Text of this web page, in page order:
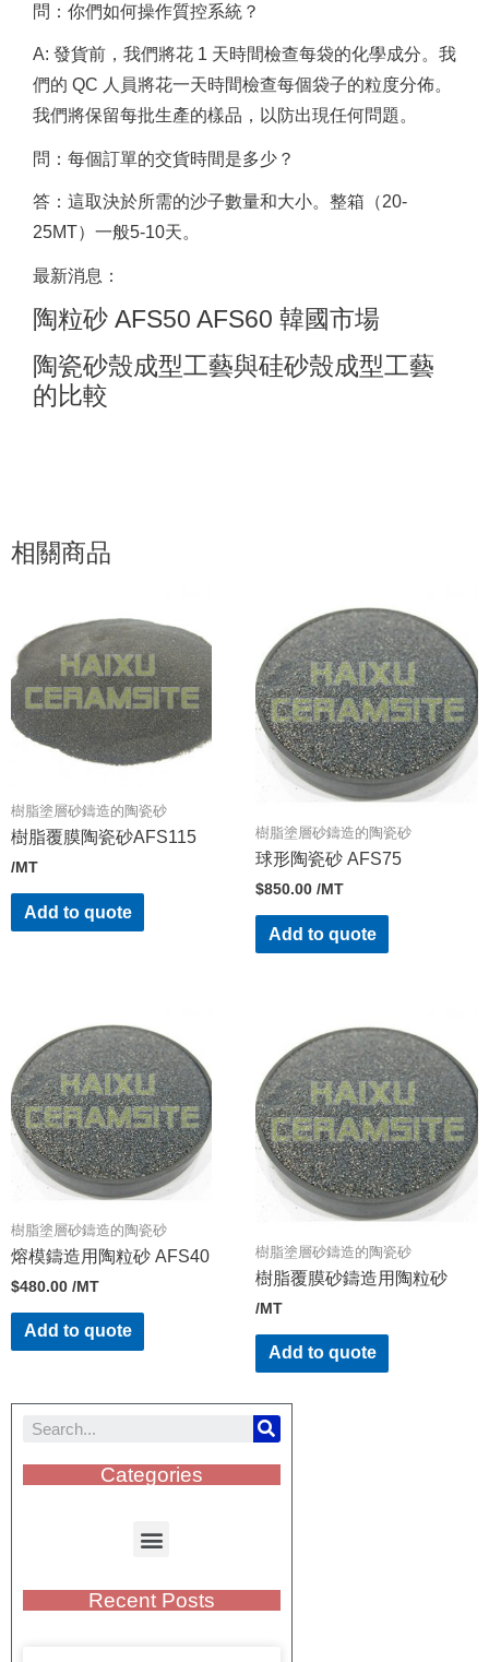
問：你們如何操作質控系統？
A: 發貨前，我們將花 1 天時間檢查每袋的化學成分。 我
們的 QC 人員將花一天時間檢查每個袋子的粒度分佈。
我們將保留每批生產的樣品，以防出現任何問題。
問：每個訂單的交貨時間是多少？
答：這取決於所需的沙子數量和大小。 整箱（20-
25MT）一般5-10天。
最新消息：
陶粒砂 AFS50 AFS60 韓國市場
陶瓷砂殼成型工藝與硅砂殼成型工藝
的比較
相關商品
樹脂塗層砂鑄造的陶瓷砂
樹脂覆膜陶瓷砂AFS115
/MT
Add to quote
樹脂塗層砂鑄造的陶瓷砂
球形陶瓷砂 AFS75
$850.00 /MT
Add to quote
樹脂塗層砂鑄造的陶瓷砂
熔模鑄造用陶粒砂 AFS40
$480.00 /MT
Add to quote
樹脂塗層砂鑄造的陶瓷砂
樹脂覆膜砂鑄造用陶粒砂
/MT
Add to quote
Categories
Recent Posts